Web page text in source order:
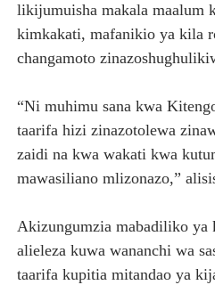
likijumuisha makala maalum
kimkakati, mafanikio ya kila
changamoto
“Ni muhimu sana kwa
taarifa hizi zinazotolewa
zaidi na kwa wakati kwa
mawasiliano mlizonazo,”
Akizungumzia mabadiliko
alieleza kuwa wananchi wa
taarifa kupitia mitandao ya